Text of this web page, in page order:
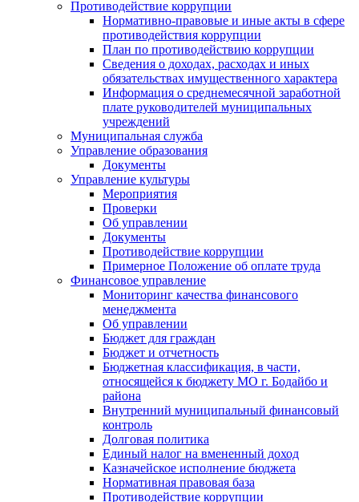
Противодействие коррупции
Нормативно-правовые и иные акты в сфере
противодействия коррупции
План по противодействию коррупции
Сведения о доходах, расходах и иных
обязательствах имущественного характера
Информация о среднемесячной заработной
плате руководителей муниципальных
учреждений
Муниципальная служба
Управление образования
Документы
Управление культуры
Мероприятия
Проверки
Об управлении
Документы
Противодействие коррупции
Примерное Положение об оплате труда
Финансовое управление
Мониторинг качества финансового
менеджмента
Об управлении
Бюджет для граждан
Бюджет и отчетность
Бюджетная классификация, в части,
относящейся к бюджету МО г. Бодайбо и
района
Внутренний муниципальный финансовый
контроль
Долговая политика
Единый налог на вмененный доход
Казначейское исполнение бюджета
Нормативная правовая база
Противодействие коррупции